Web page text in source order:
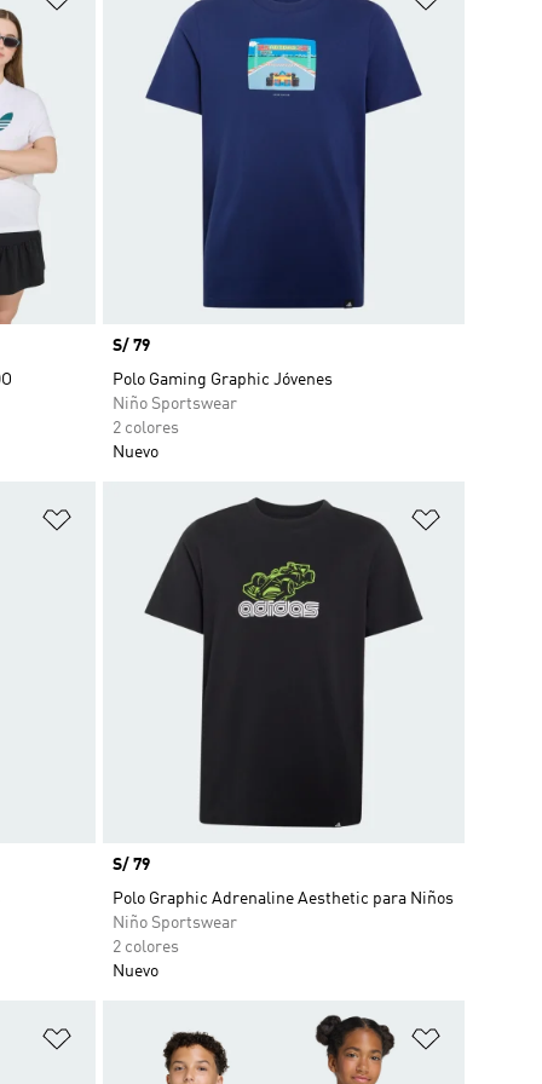
Precio
S/ 79
Polo Gaming Graphic Jóvenes
Niño Sportswear
2 colores
Nuevo
Añadir a la lista de deseos
Precio
S/ 79
Polo Graphic Adrenaline Aesthetic para Niños
Niño Sportswear
2 colores
Nuevo
Añadir a la lista de deseos